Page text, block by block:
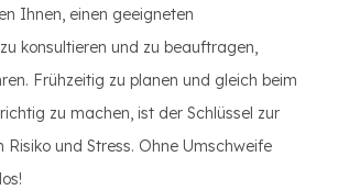
Ihnen, einen geeigneten
konsultieren und zu beauftragen,
Frühzeitig zu planen und gleich beim
zu machen, ist der Schlüssel zur
Risiko und Stress. Ohne Umschweife